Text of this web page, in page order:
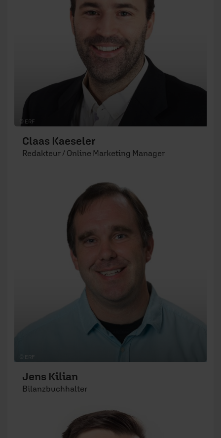
© ERF
Claas Kaeseler
Redakteur / Online Marketing Manager
© ERF
Jens Kilian
Bilanzbuchhalter